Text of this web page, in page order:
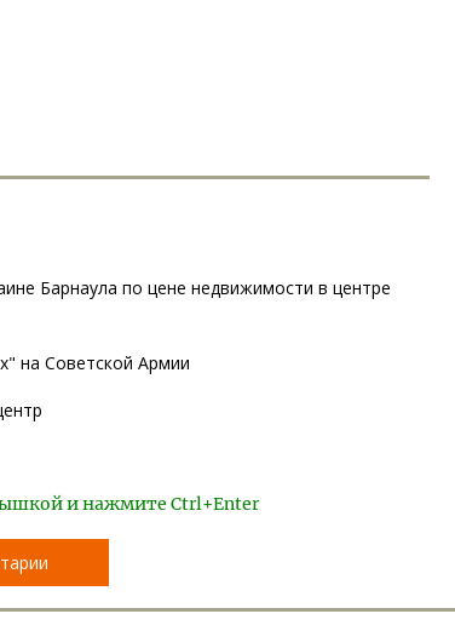
Барнаула по цене недвижимости в центре
на Советской Армии
и нажмите Ctrl+Enter